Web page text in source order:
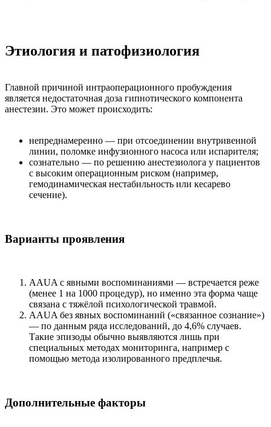
Этиология и патофизиология
Главной причиной интраоперационного пробуждения
является недостаточная доза гипнотического компонента
анестезии. Это может происходить:
непреднамеренно — при отсоединении внутривенной
линии, поломке инфузионного насоса или испарителя;
сознательно — по решению анестезиолога у пациентов
с высоким операционным риском (например,
гемодинамическая нестабильность или кесарево
сечение).
Варианты проявления
AAUA с явными воспоминаниями — встречается реже
(менее 1 на 1000 процедур), но именно эта форма чаще
связана с тяжёлой психологической травмой.
AAUA без явных воспоминаний («связанное сознание»)
— по данным ряда исследований, до 4,6% случаев.
Такие эпизоды обычно выявляются лишь при
специальных методах мониторинга, например с
помощью метода изолированного предплечья.
Дополнительные факторы